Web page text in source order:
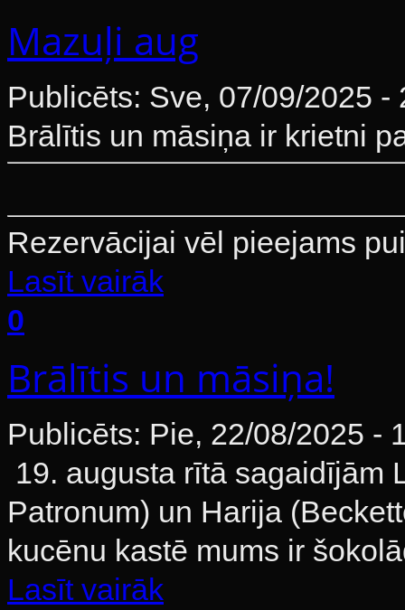
Mazuļi aug
Publicēts: Sve, 07/09/2025 -
Brālītis un māsiņa ir krietni
Rezervācijai vēl pieejams
Lasīt vairāk
0
Brālītis un māsiņa!
Publicēts: Pie, 22/08/2025 -
19. augusta rītā sagaidījām
Patronum) un Harija
kucēnu kastē mums ir
Lasīt vairāk